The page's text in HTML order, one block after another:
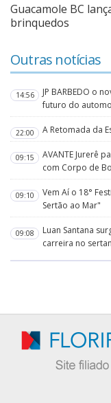
Guacamole BC
brinquedos
Outras notícias
14:56
JP BARBEDO o
futuro do
22:00 A Retomada da
09:15
AVANTE Jurerê
com Corpo de
09:10
Vem Aí o 18°
Sertão ao Mar"
09:08
Luan Santana
carreira no